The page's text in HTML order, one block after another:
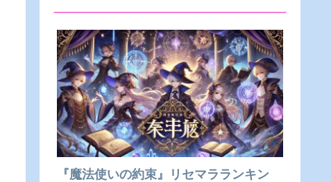
『魔法使いの約束』リセマラランキン